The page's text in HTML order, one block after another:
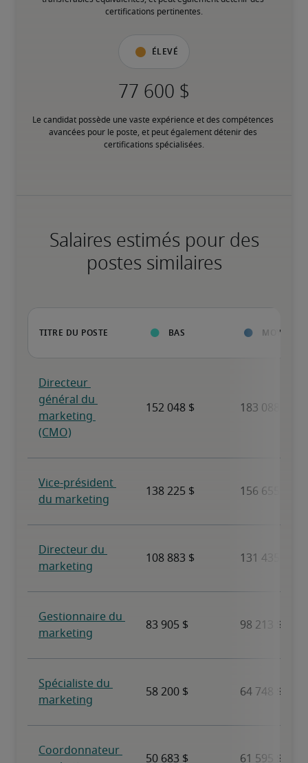
certifications pertinentes.
Élevé
Le candidat possède une vaste expérience et des compétences
avancées pour le poste, et peut également détenir des
certifications spécialisées.
Salaires estimés pour des
postes similaires